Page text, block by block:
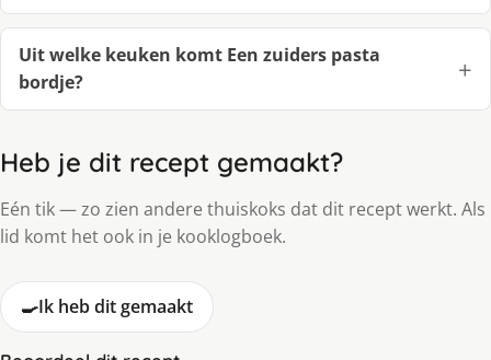
Uit welke keuken komt Een zuiders pasta
bordje?
Heb je dit recept gemaakt?
Eén tik — zo zien andere thuiskoks dat dit recept werkt. Als
lid komt het ook in je kooklogboek.
🍳Ik heb dit gemaakt